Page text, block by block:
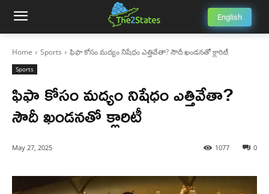
English
Home Sports ఫిఫా కోసం మద్యం నిషేధం ఎత్తివేతా? సౌదీ ఖండనతో క్లారిటీ
Sports
ఫిఫా కోసం మద్యం నిషేధం ఎత్తివేతా?
సౌదీ ఖండనతో క్లారిటీ
May 27, 2025 0
1077